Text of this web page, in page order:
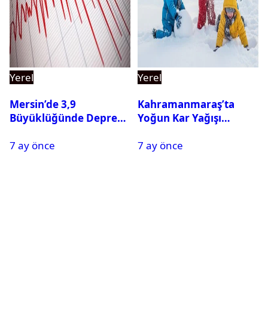
Yerel
Mersin’de 3,9
Büyüklüğünde Deprem
7 ay önce
Yerel
Kahramanmaraş’ta
Yoğun Kar Yağışı
Tatil
7 ay önce